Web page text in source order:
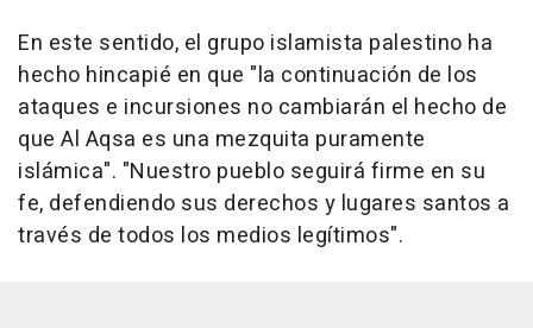
En este sentido, el grupo islamista palestino ha
hecho hincapié en que "la continuación de los
ataques e incursiones no cambiarán el hecho de
que Al Aqsa es una mezquita puramente
islámica". "Nuestro pueblo seguirá firme en su
fe, defendiendo sus derechos y lugares santos a
través de todos los medios legítimos".